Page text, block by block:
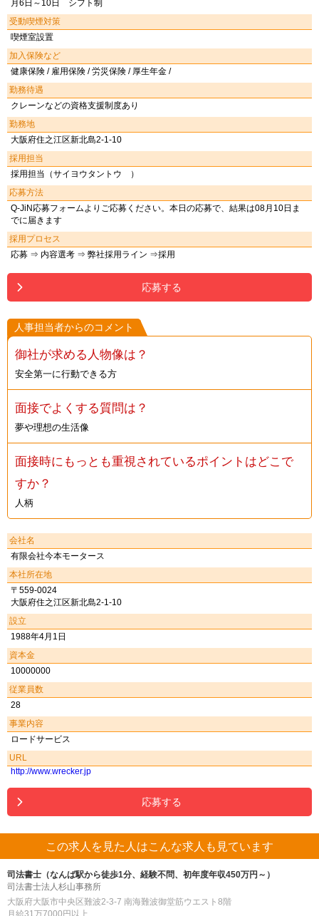
月6日～10日 シフト制
受動喫煙対策
喫煙室設置
加入保険など
健康保険 / 雇用保険 / 労災保険 / 厚生年金 /
勤務待遇
クレーンなどの資格支援制度あり
勤務地
大阪府住之江区新北島2-1-10
採用担当
採用担当（サイヨウタントウ ）
応募方法
Q-JiN応募フォームよりご応募ください。本日の応募で、結果は08月10日ま
でに届きます
採用プロセス
応募 ⇒ 内容選考 ⇒ 弊社採用ライン ⇒採用
応募する
人事担当者からのコメント
御社が求める人物像は？
安全第一に行動できる方
面接でよくする質問は？
夢や理想の生活像
面接時にもっとも重視されているポイントはどこで
すか？
人柄
会社名
有限会社今本モータース
本社所在地
〒559-0024
大阪府住之江区新北島2-1-10
設立
1988年4月1日
資本金
10000000
従業員数
28
事業内容
ロードサービス
URL
http://www.wrecker.jp
応募する
この求人を見た人はこんな求人も見ています
司法書士（なんば駅から徒歩1分、経験不問、初年度年収450万円～）
司法書士法人杉山事務所
大阪府大阪市中央区難波2-3-7 南海難波御堂筋ウエスト8階
月給31万7000円以上